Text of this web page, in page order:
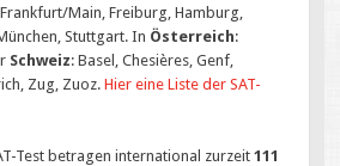
Main, Freiburg, Hamburg,
Stuttgart. In Österreich:
Schweiz: Basel, Chesières, Genf,
Zug, Zuoz.Hier eine Liste der SAT-
Test betragen international zurzeit111